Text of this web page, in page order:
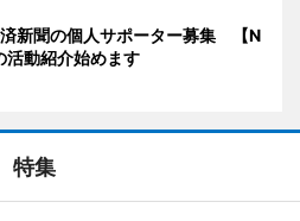
新聞の個人サポーター募集 【N
活動紹介始めます
特集